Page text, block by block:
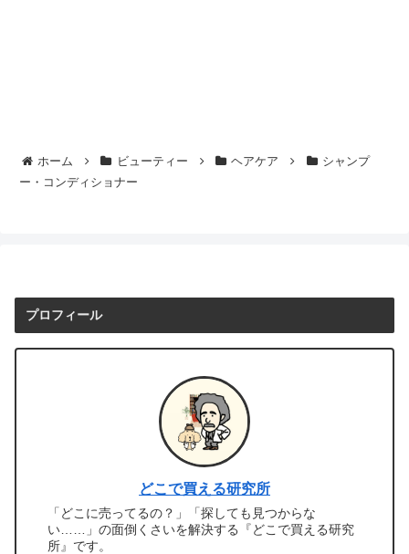
ホーム ビューティー ヘアケア
シャンプ
ー・コンディショナー
プロフィール
どこで買える研究所
「どこに売ってるの？」「探しても見つからな
い……」の面倒くさいを解決する『どこで買える研究
所』です。